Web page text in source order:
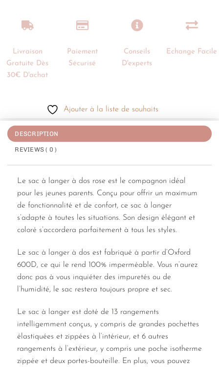
Livraison
Gratuite Dès
30€ D'achat
Paiement
Sécurisé
Conseils
D'experts
Echange Facile
Ajouter à la liste de souhaits
DESCRIPTION
REVIEWS ( 0 )
Le sac à langer à dos rose est le compagnon idéal
pour les jeunes parents. Conçu pour offrir un maximum
de fonctionnalité et de confort, ce sac à langer
s’adapte à toutes les situations. Son design élégant et
coloré s’accordera parfaitement à tous les styles.
Le sac à langer à dos est fabriqué à partir d’Oxford
600D, ce qui le rend 100% imperméable. Vous n’aurez
donc pas à vous inquiéter des impuretés ou de
l’humidité, le sac restera toujours propre et sec.
Le sac à langer est doté de 13 rangements
intelligemment conçus, y compris de grandes pochettes
élastiquées et zippées à l’intérieur, et 6 autres
rangements à l’extérieur, y compris une poche isotherme
zippée et deux portes-bouteille. En plus, vous pouvez